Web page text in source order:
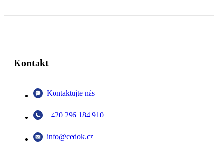
Kontakt
Kontaktujte nás
+420 296 184 910
info@cedok.cz